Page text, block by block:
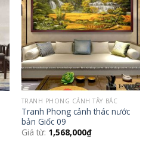
Add to
Wishlist
TRANH PHONG CẢNH TÂY BẮC
Tranh Phong cảnh thác nước
bản Giốc 09
Giá từ: 1,568,000₫